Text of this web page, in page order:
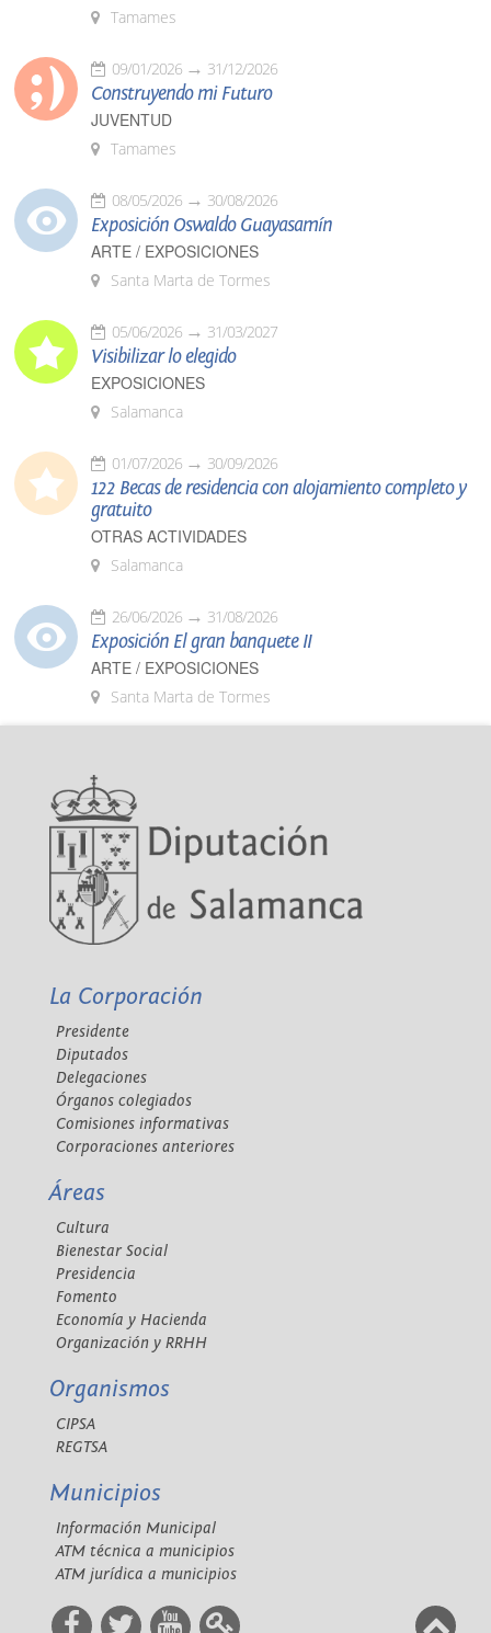
Tamames
09/01/2026 31/12/2026
Construyendo mi Futuro
JUVENTUD
Tamames
08/05/2026 30/08/2026
Exposición Oswaldo Guayasamín
ARTE / EXPOSICIONES
Santa Marta de Tormes
05/06/2026 31/03/2027
Visibilizar lo elegido
EXPOSICIONES
Salamanca
01/07/2026 30/09/2026
122 Becas de residencia con alojamiento completo y
gratuito
OTRAS ACTIVIDADES
Salamanca
26/06/2026 31/08/2026
Exposición El gran banquete II
ARTE / EXPOSICIONES
Santa Marta de Tormes
La Corporación
Presidente
Diputados
Delegaciones
Órganos colegiados
Comisiones informativas
Corporaciones anteriores
Áreas
Cultura
Bienestar Social
Presidencia
Fomento
Economía y Hacienda
Organización y RRHH
Organismos
CIPSA
REGTSA
Municipios
Información Municipal
ATM técnica a municipios
ATM jurídica a municipios